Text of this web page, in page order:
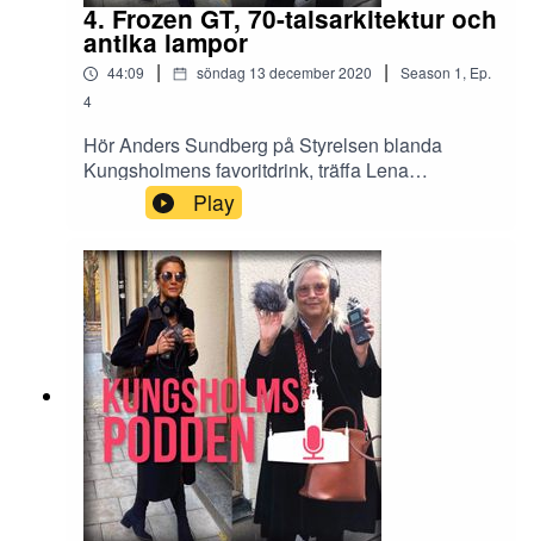
4. Frozen GT, 70-talsarkitektur och
antika lampor
44:09 | söndag 13 december 2020 | Season 1, Ep.
4
Hör Anders Sundberg på Styrelsen blanda
Kungsholmens favoritdrink, träffa Lena
Ferdinandson som i 30 år drivit Kungsantik och
upptäck fulsnygga Trygg Hansa-huset. Allt i
fjärde avsnittet av Kungsholmspodden.
Play